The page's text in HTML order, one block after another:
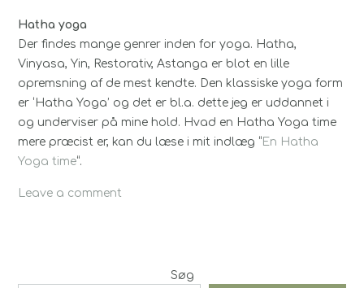
Hatha yoga
Der findes mange genrer inden for yoga. Hatha,
Vinyasa, Yin, Restorativ, Astanga er blot en lille
opremsning af de mest kendte. Den klassiske yoga form
er ‘Hatha Yoga’ og det er bl.a. dette jeg er uddannet i
og underviser på mine hold. Hvad en Hatha Yoga time
mere præcist er, kan du læse i mit indlæg “ En Hatha
Yoga time“.
Leave a comment
Søg